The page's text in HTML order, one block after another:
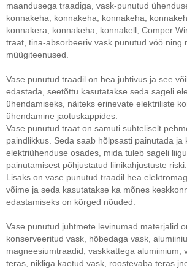
maandusega traadiga, vask-punutud
konnakeha, konnakeha, konnakeha,
konnakera, konnakeha, konnakell, Comper
traat, tina-absorbeeriv vask punutud vöö ning
müügiteenused.
Vase punutud traadil on hea juhtivus ja see
edastada, seetõttu kasutatakse seda sageli
ühendamiseks, näiteks erinevate elektriliste
ühendamine jaotuskappides.
Vase punutud traat on samuti suhteliselt
paindlikkus. Seda saab hõlpsasti painutada ja
elektriühenduse osades, mida tuleb sageli
painutamisest põhjustatud liinikahjustuste riski.
Lisaks on vase punutud traadil hea
võime ja seda kasutatakse ka mõnes
edastamiseks on kõrged nõuded.
Vase punutud juhtmete levinumad materjalid
konserveeritud vask, hõbedaga vask,
magneesiumtraadid, vaskkattega alumiinium,
teras, nikliga kaetud vask, roostevaba teras